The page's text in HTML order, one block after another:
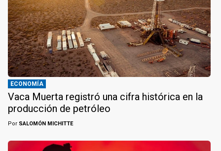
ECONOMÍA
Vaca Muerta registró una cifra histórica en la
producción de petróleo
Por SALOMÓN MICHITTE